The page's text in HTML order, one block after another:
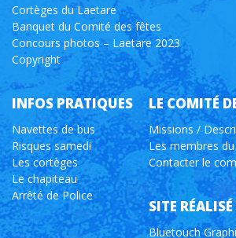
Cortèges du Laetare
Banquet du Comité des fêtes
Concours photos – Laetare 2023
Copyright
INFOS PRATIQUES
Navettes de bus
Risques samedi
Les cortèges
Le chapiteau
Arrêté de Police
LE COMITÉ
Missions /
Les membres
Contacter le
SITE
Bluetouch